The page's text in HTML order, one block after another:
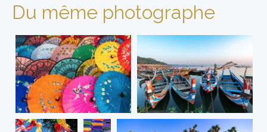
Du même photographe